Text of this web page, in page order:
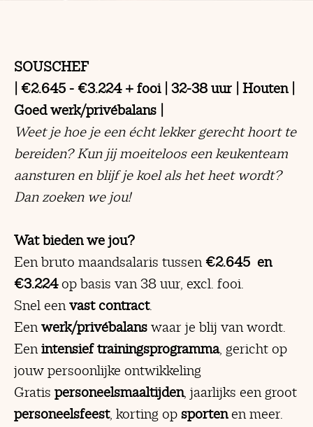
SOUSCHEF
| €2.645 - €3.224 + fooi | 32-38 uur | Houten |
Goed werk/privébalans |
Weet je hoe je een écht lekker gerecht hoort te
bereiden? Kun jij moeiteloos een keukenteam
aansturen en blijf je koel als het heet wordt?
Dan zoeken we jou!
Wat bieden we jou?
Een bruto maandsalaris tussen€2.645 en
€3.224op basis van 38 uur, excl. fooi.
Snel eenvast contract.
Eenwerk/privébalans waar je blij van wordt.
Eenintensief trainingsprogramma, gericht op
jouw persoonlijke ontwikkeling
Gratis personeelsmaaltijden, jaarlijks een groot
personeelsfeest, korting op sportenen meer.